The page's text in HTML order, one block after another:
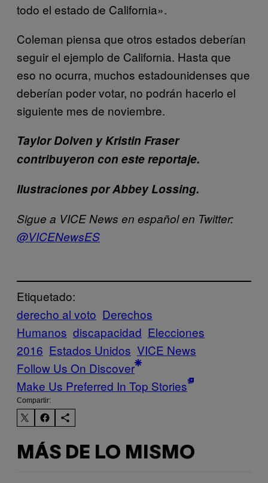
todo el estado de California».
Coleman piensa que otros estados deberían
seguir el ejemplo de California. Hasta que
eso no ocurra, muchos estadounidenses que
deberían poder votar, no podrán hacerlo el
siguiente mes de noviembre.
Taylor Dolven y Kristin Fraser
contribuyeron con este reportaje.
Ilustraciones por Abbey Lossing.
Sigue a VICE News en español en Twitter:
@VICENewsES
Etiquetado:
derecho al voto Derechos
Humanos discapacidad Elecciones
2016 Estados Unidos VICE News
Follow Us On Discover
Make Us Preferred In Top Stories
Compartir:
MÁS DE LO MISMO